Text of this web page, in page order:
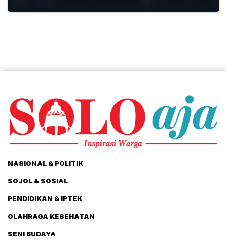
NASIONAL & POLITIK
SOJOL & SOSIAL
PENDIDIKAN & IPTEK
OLAHRAGA KESEHATAN
SENI BUDAYA